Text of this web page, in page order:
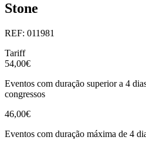
Stone
REF: 011981
Tariff
54,00€
Eventos com duração superior a 4
congressos
46,00€
Eventos com duração máxima de 4